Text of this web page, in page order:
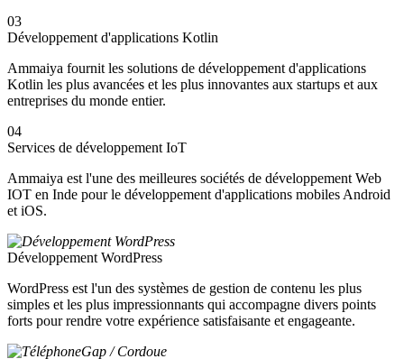
03
Développement d'applications Kotlin
Ammaiya fournit les solutions de développement d'applications
Kotlin les plus avancées et les plus innovantes aux startups et aux
entreprises du monde entier.
04
Services de développement IoT
Ammaiya est l'une des meilleures sociétés de développement Web
IOT en Inde pour le développement d'applications mobiles Android
et iOS.
Développement WordPress
WordPress est l'un des systèmes de gestion de contenu les plus
simples et les plus impressionnants qui accompagne divers points
forts pour rendre votre expérience satisfaisante et engageante.